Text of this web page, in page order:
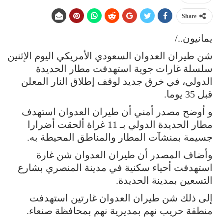
Share
يمانيون../
شن طيران العدوان السعودي الأمريكي اليوم الإثنين
سلسلة غارات جوية استهدفت مطار الحديدة
الدولي، في خرق جديد لوقف إطلاق النار المعلن
قبل 35 يوما.
و أوضح مصدر أمني أن طيران العدوان استهدف
مطار الحديدة الدولي بـ 11 غراة ألحقت أضرارا
جسيمة بمنشآت المطار والمناطق المحيطة به.
وأضاف المصدر أن طيران العدوان شن غارة
استهدفت أحياء سكنية في مدينة المنصري بشارع
التسعين بمدينة الحديدة.
إلى ذلك شن طيران العدوان غارتين استهدفت
منطقة حريب نهم بمديرية نهم بمحافظة صنعاء.